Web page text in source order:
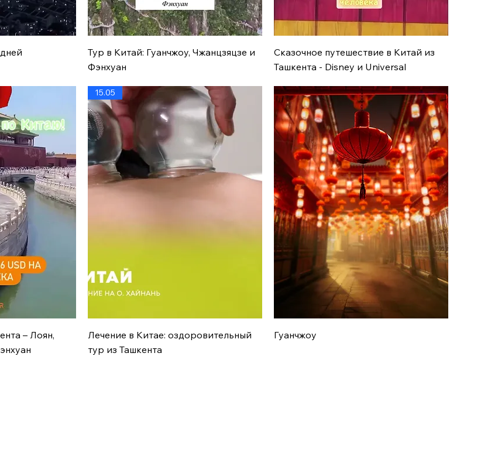
Быстрый просмотр
Тур в Китай: Гуанчжоу, Чжанцзяцзе и
Фэнхуан
Быстрый просмотр
Сказочное путешествие в Китай из
Ташкента - Disney и Universal
– Лоян,
Быстрый просмотр
15.05
Лечение в Китае: оздоровительный
тур из Ташкента
Гуанчжоу